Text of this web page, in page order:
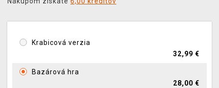
Krabicová verzia
32,99 €
Bazárová hra
28,00 €